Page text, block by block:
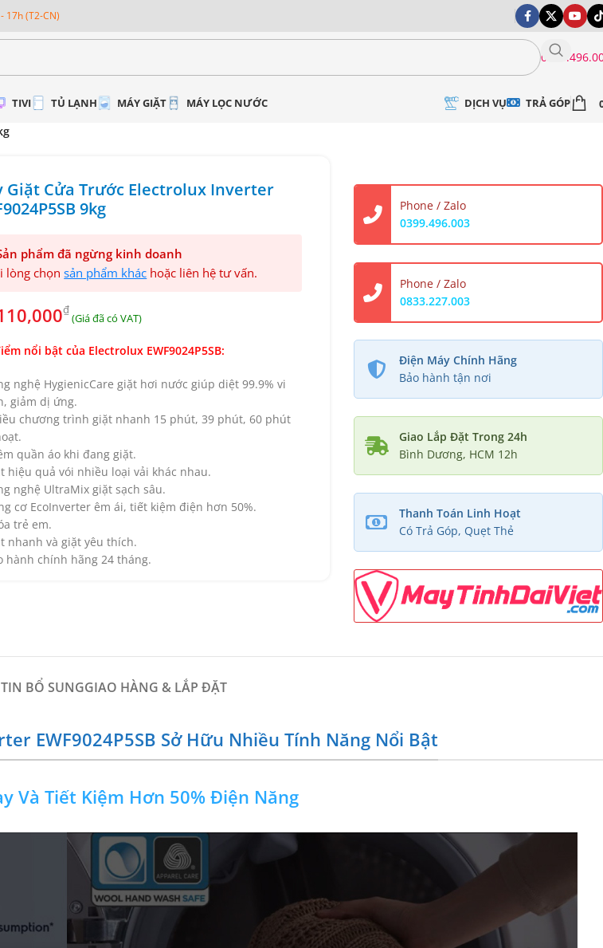
17h (T2-CN)
TIVI TỦ LẠNH MÁY GIẶT MÁY LỌC NƯỚC DỊCH VỤ TRẢ GÓP
Giặt Cửa Trước Electrolux Inverter
9kg
phẩm đã ngừng kinh doanh
lòng chọnsản phẩm khác hoặc liên hệ tư vấn.
₫
nổi bật của Electrolux EWF9024P5SB:
nghệ HygienicCare giặt hơi nước giúp diệt 99.9% vi
giảm dị ứng.
chương trình giặt nhanh 15 phút, 39 phút, 60 phút
quần áo khi đang giặt.
hiệu quả vói nhiều loại vải khác nhau.
nghệ UltraMix giặt sạch sâu.
cơ EcoInverter êm ái, tiết kiệm điện hơn 50%.
trẻ em.
nhanh và giặt yêu thích.
hành chính hãng 24 tháng.
Phone / Zalo
0399.496.003
Phone / Zalo
0833.227.003
Điện Máy Chính Hãng
Bảo hành tận nơi
Giao Lắp Đặt Trong 24h
Bình Dương, HCM 12h
Thanh Toán Linh Hoạt
Có Trả Góp, Quẹt Thẻ
BỔ SUNGGIAO HÀNG & LẮP ĐẶT
EWF9024P5SB Sở Hữu Nhiều Tính Năng Nổi Bật
Và Tiết Kiệm Hơn 50% Điện Năng